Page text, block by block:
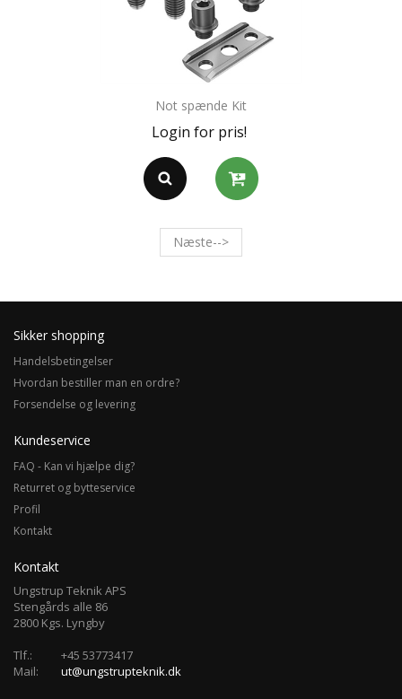
Not spænde Kit
Login for pris!
Næste-->
Sikker shopping
Handelsbetingelser
Hvordan bestiller man en ordre?
Forsendelse og levering
Kundeservice
FAQ - Kan vi hjælpe dig?
Returret og bytteservice
Profil
Kontakt
Kontakt
Ungstrup Teknik APS
Stengårds alle 86
2800 Kgs. Lyngby
Tlf.:
+45 53773417
Mail:
ut@ungstrupteknik.dk